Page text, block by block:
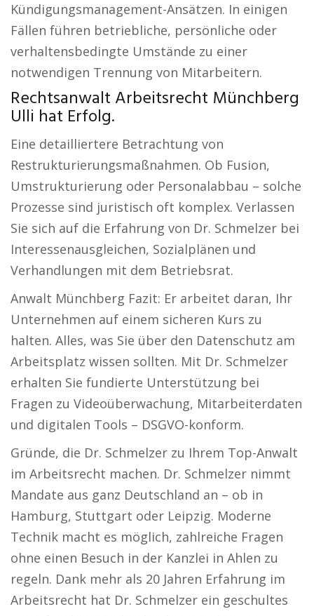
Kündigungsmanagement-Ansätzen. In einigen
Fällen führen betriebliche, persönliche oder
verhaltensbedingte Umstände zu einer
notwendigen Trennung von Mitarbeitern.
Rechtsanwalt Arbeitsrecht Münchberg
Ulli hat Erfolg.
Eine detailliertere Betrachtung von
Restrukturierungsmaßnahmen. Ob Fusion,
Umstrukturierung oder Personalabbau – solche
Prozesse sind juristisch oft komplex. Verlassen
Sie sich auf die Erfahrung von Dr. Schmelzer bei
Interessenausgleichen, Sozialplänen und
Verhandlungen mit dem Betriebsrat.
Anwalt Münchberg Fazit: Er arbeitet daran, Ihr
Unternehmen auf einem sicheren Kurs zu
halten. Alles, was Sie über den Datenschutz am
Arbeitsplatz wissen sollten. Mit Dr. Schmelzer
erhalten Sie fundierte Unterstützung bei
Fragen zu Videoüberwachung, Mitarbeiterdaten
und digitalen Tools – DSGVO-konform.
Gründe, die Dr. Schmelzer zu Ihrem Top-Anwalt
im Arbeitsrecht machen. Dr. Schmelzer nimmt
Mandate aus ganz Deutschland an – ob in
Hamburg, Stuttgart oder Leipzig. Moderne
Technik macht es möglich, zahlreiche Fragen
ohne einen Besuch in der Kanzlei in Ahlen zu
regeln. Dank mehr als 20 Jahren Erfahrung im
Arbeitsrecht hat Dr. Schmelzer ein geschultes